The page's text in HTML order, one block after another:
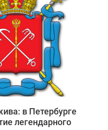
в Петербурге
легендарного